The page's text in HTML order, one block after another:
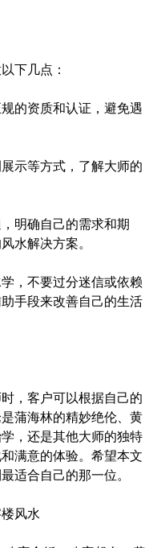
下几点：
的资质和认证，避免遇
示等方式，了解大师的
明确自己的需求和期
水解决方案。
，不要过分迷信或依赖
手段来改善自己的生活
，客户可以根据自己的
蒲海林的精妙绝伦、黄
，还是其他大师的独特
满意的体验。希望本文
适合自己的那一位。
风水